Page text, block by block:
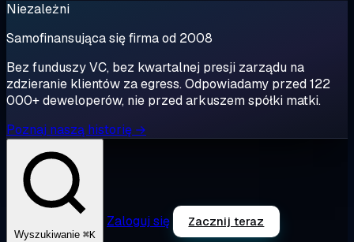
Niezależni
Samofinansująca się firma od 2008
Bez funduszy VC, bez kwartalnej presji zarządu na
zdzieranie klientów za egress. Odpowiadamy przed 122
000+ deweloperów, nie przed arkuszem spółki matki.
Poznaj naszą historię →
Wyszukiwanie ⌘K
Zaloguj się Zacznij teraz